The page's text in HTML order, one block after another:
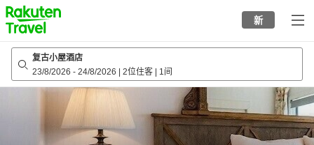
to
top
page
新
复古小屋酒店
23/8/2026 - 24/8/2026 2位住客 1间